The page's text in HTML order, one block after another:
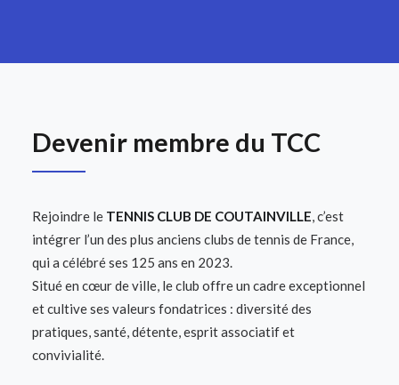
Devenir membre du TCC
Rejoindre le TENNIS CLUB DE COUTAINVILLE, c’est
intégrer l’un des plus anciens clubs de tennis de France,
qui a célébré ses 125 ans en 2023.
Situé en cœur de ville, le club offre un cadre exceptionnel
et cultive ses valeurs fondatrices : diversité des
pratiques, santé, détente, esprit associatif et
convivialité.